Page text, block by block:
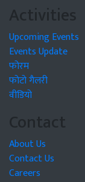
Activities
Upcoming Events
Events Update
फोरम
फोटो गैलरी
वीडियो
Contact
About Us
Contact Us
Careers